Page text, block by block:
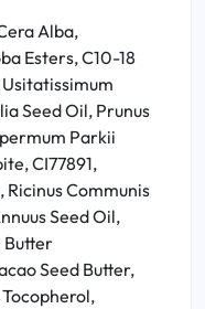
Alba,
Esters, C10-18
Seed Oil, Prunus
Parkii
CI77891,
Communis
Seed Oil,
Butter
Seed Butter,